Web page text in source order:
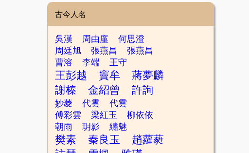
古今人名
吳漢 周由廑
何思澄
周廷旭
張燕昌
張燕昌
曹溶
李端 王守
王彭越 竇牟
蔣夢麟
謝榛
金紹曾 許詢
妙菱 代雲
代雲
傅彩雲
梁紅玉
柳依依
朝雨
玥影 繡魅
樊素 秦良玉
趙蘿蕤